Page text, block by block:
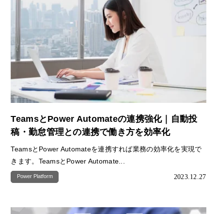
TeamsとPower Automateの連携強化｜自動投
稿・勤怠管理との連携で働き方を効率化
TeamsとPower Automateを連携すれば業務の効率化を実現で
きます。TeamsとPower Automate...
Power Platform 2023.12.27